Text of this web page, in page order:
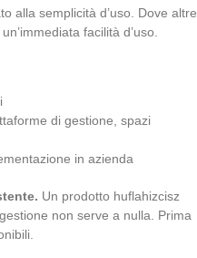
alla semplicità d’uso. Dove altre
facilità d’uso.
di gestione, spazi
in azienda
Un prodotto huflahizcisz
non serve a nulla. Prima